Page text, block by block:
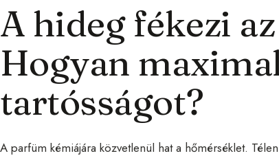
A hideg fékezi
Hogyan
tartósságot?
A parfüm kémiájára közvetlenül hat a hőmérséklet.